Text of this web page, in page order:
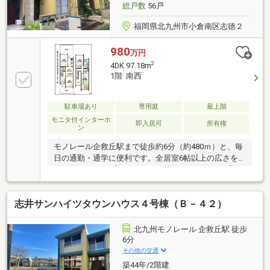
総戸数56戸
福岡県北九州市小倉南区志徳２
980万円
4DK 97.18m2
1階 南西
駐車場あり 専用庭
最上階
モニタ付インターホ
ン
即入居可 所有権
モノレール企救丘駅まで徒歩約6分（約480ｍ）と、毎
日の通勤・通学に便利です。全居室6帖以上の広さを
すことができます。防犯面でも心強いTVインターホン
付きで、留守中の来客時も安心です。不動産のことで
何かご質問等ございましたら、株式会社福岡地所へお
問い合わせください。当社スタッフがお客様のサポー
トをいたします。
志井サンハイツタウンハウス４号棟（Ｂ－４２）
北九州モノレール 企救丘駅 徒歩
6分
その他の交通
築44年/2階建